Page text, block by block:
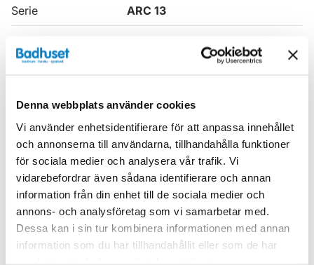
Denna webbplats använder cookies
Vi använder enhetsidentifierare för att anpassa innehållet
och annonserna till användarna, tillhandahålla funktioner
för sociala medier och analysera vår trafik. Vi
vidarebefordrar även sådana identifierare och annan
information från din enhet till de sociala medier och
annons- och analysföretag som vi samarbetar med.
Dessa kan i sin tur kombinera informationen med annan
information som du har tillhandahållit eller som de har
Serie ARC 13
Varumärke INR
SKU: inv11311800
MPN: 11311800
EAN / GTIN: 7392102040477
Dokument